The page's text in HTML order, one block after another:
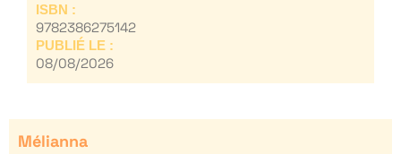
ISBN :
9782386275142
PUBLIÉ LE :
08/08/2026
Mélianna